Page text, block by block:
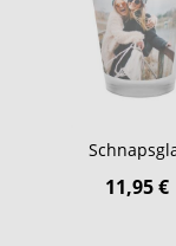
11,95 €